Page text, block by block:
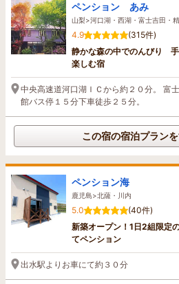
ペンション あみ
山梨>河口湖・西湖・富士吉田・
4.9
(315件)
静かな森の中でのんびり
楽しむ宿
中央高速道河口湖ＩＣから約２０分。 富
館バス停１５分下車徒歩２５分。
この宿の宿泊プラン
ペンション海
鹿児島>北薩・川内
5.0
(40件)
新築オープン！1日2組限定
てペンション
出水駅よりお車にて約３０分